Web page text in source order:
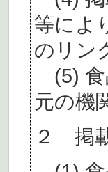
等によ
のリン
(5) 食
元の機
２ 掲